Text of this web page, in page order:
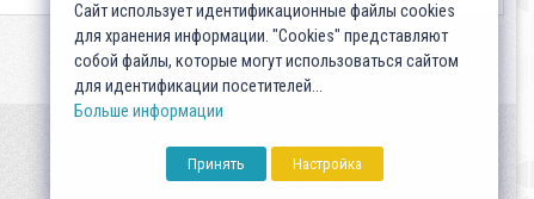
Сайт использует идентификационные файлы cookies
для хранения информации. "Cookies" представляют
собой файлы, которые могут использоваться сайтом
для идентификации посетителей...
Больше информации
Принять Настройка